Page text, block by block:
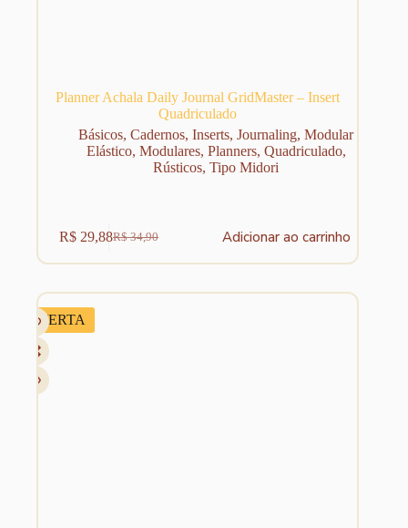
Planner Achala Daily Journal GridMaster – Insert
Quadriculado
Básicos,Cadernos,Inserts,Journaling,Modular
Elástico, Modulares, Planners, Quadriculado,
Rústicos,Tipo Midori
R$34,90
O
preço
era:
R$ 29,88O
preço
é:
Adicionar ao carrinho
OFERTA